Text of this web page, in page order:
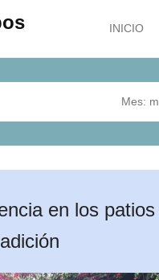
Menú
Saltar al
INICIO
Mes:
en los